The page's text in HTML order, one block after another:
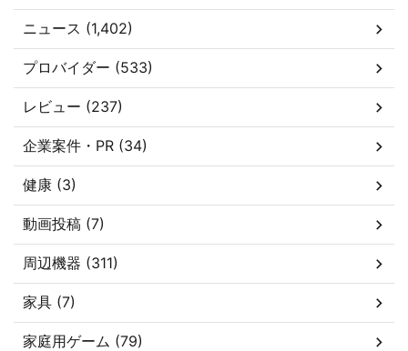
ニュース (1,402)
プロバイダー (533)
レビュー (237)
企業案件・PR (34)
健康 (3)
動画投稿 (7)
周辺機器 (311)
家具 (7)
家庭用ゲーム (79)